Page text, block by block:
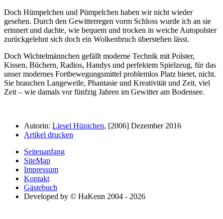
Doch Hümpelchen und Pümpelchen haben wir nicht wieder
gesehen. Durch den Gewitterregen vorm Schloss wurde ich an sie
erinnert und dachte, wie bequem und trocken in weiche Autopolster
zurückgelehnt sich doch ein Wolkenbruch überstehen lässt.
Doch Wichtelmännchen gefällt moderne Technik mit Polster,
Kissen, Büchern, Radios, Handys und perfektem Spielzeug, für das
unser modernes Fortbewegungsmittel problemlos Platz bietet, nicht.
Sie brauchen Langeweile, Phantasie und Kreativität und Zeit, viel
Zeit – wie damals vor fünfzig Jahren im Gewitter am Bodensee.
Autorin: Liesel Hünichen, [2006] Dezember 2016
Artikel drucken
Seitenanfang
SiteMap
Impressum
Kontakt
Gästebuch
Developed by © HaKenn 2004 - 2026